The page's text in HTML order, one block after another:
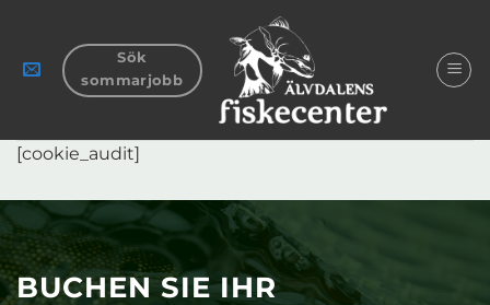
springen
Sök
sommarjobb
[cookie_audit]
BUCHEN SIE IHR